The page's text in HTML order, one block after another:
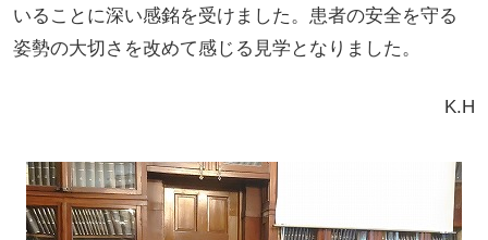
いることに深い感銘を受けました。患者の安全を守る
姿勢の大切さを改めて感じる見学となりました。
K.H